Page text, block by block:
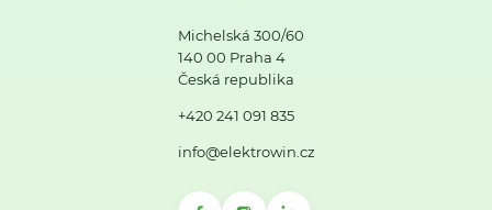
Michelská 300/60
140 00 Praha 4
Česká republika
+420 241 091 835
info@elektrowin.cz